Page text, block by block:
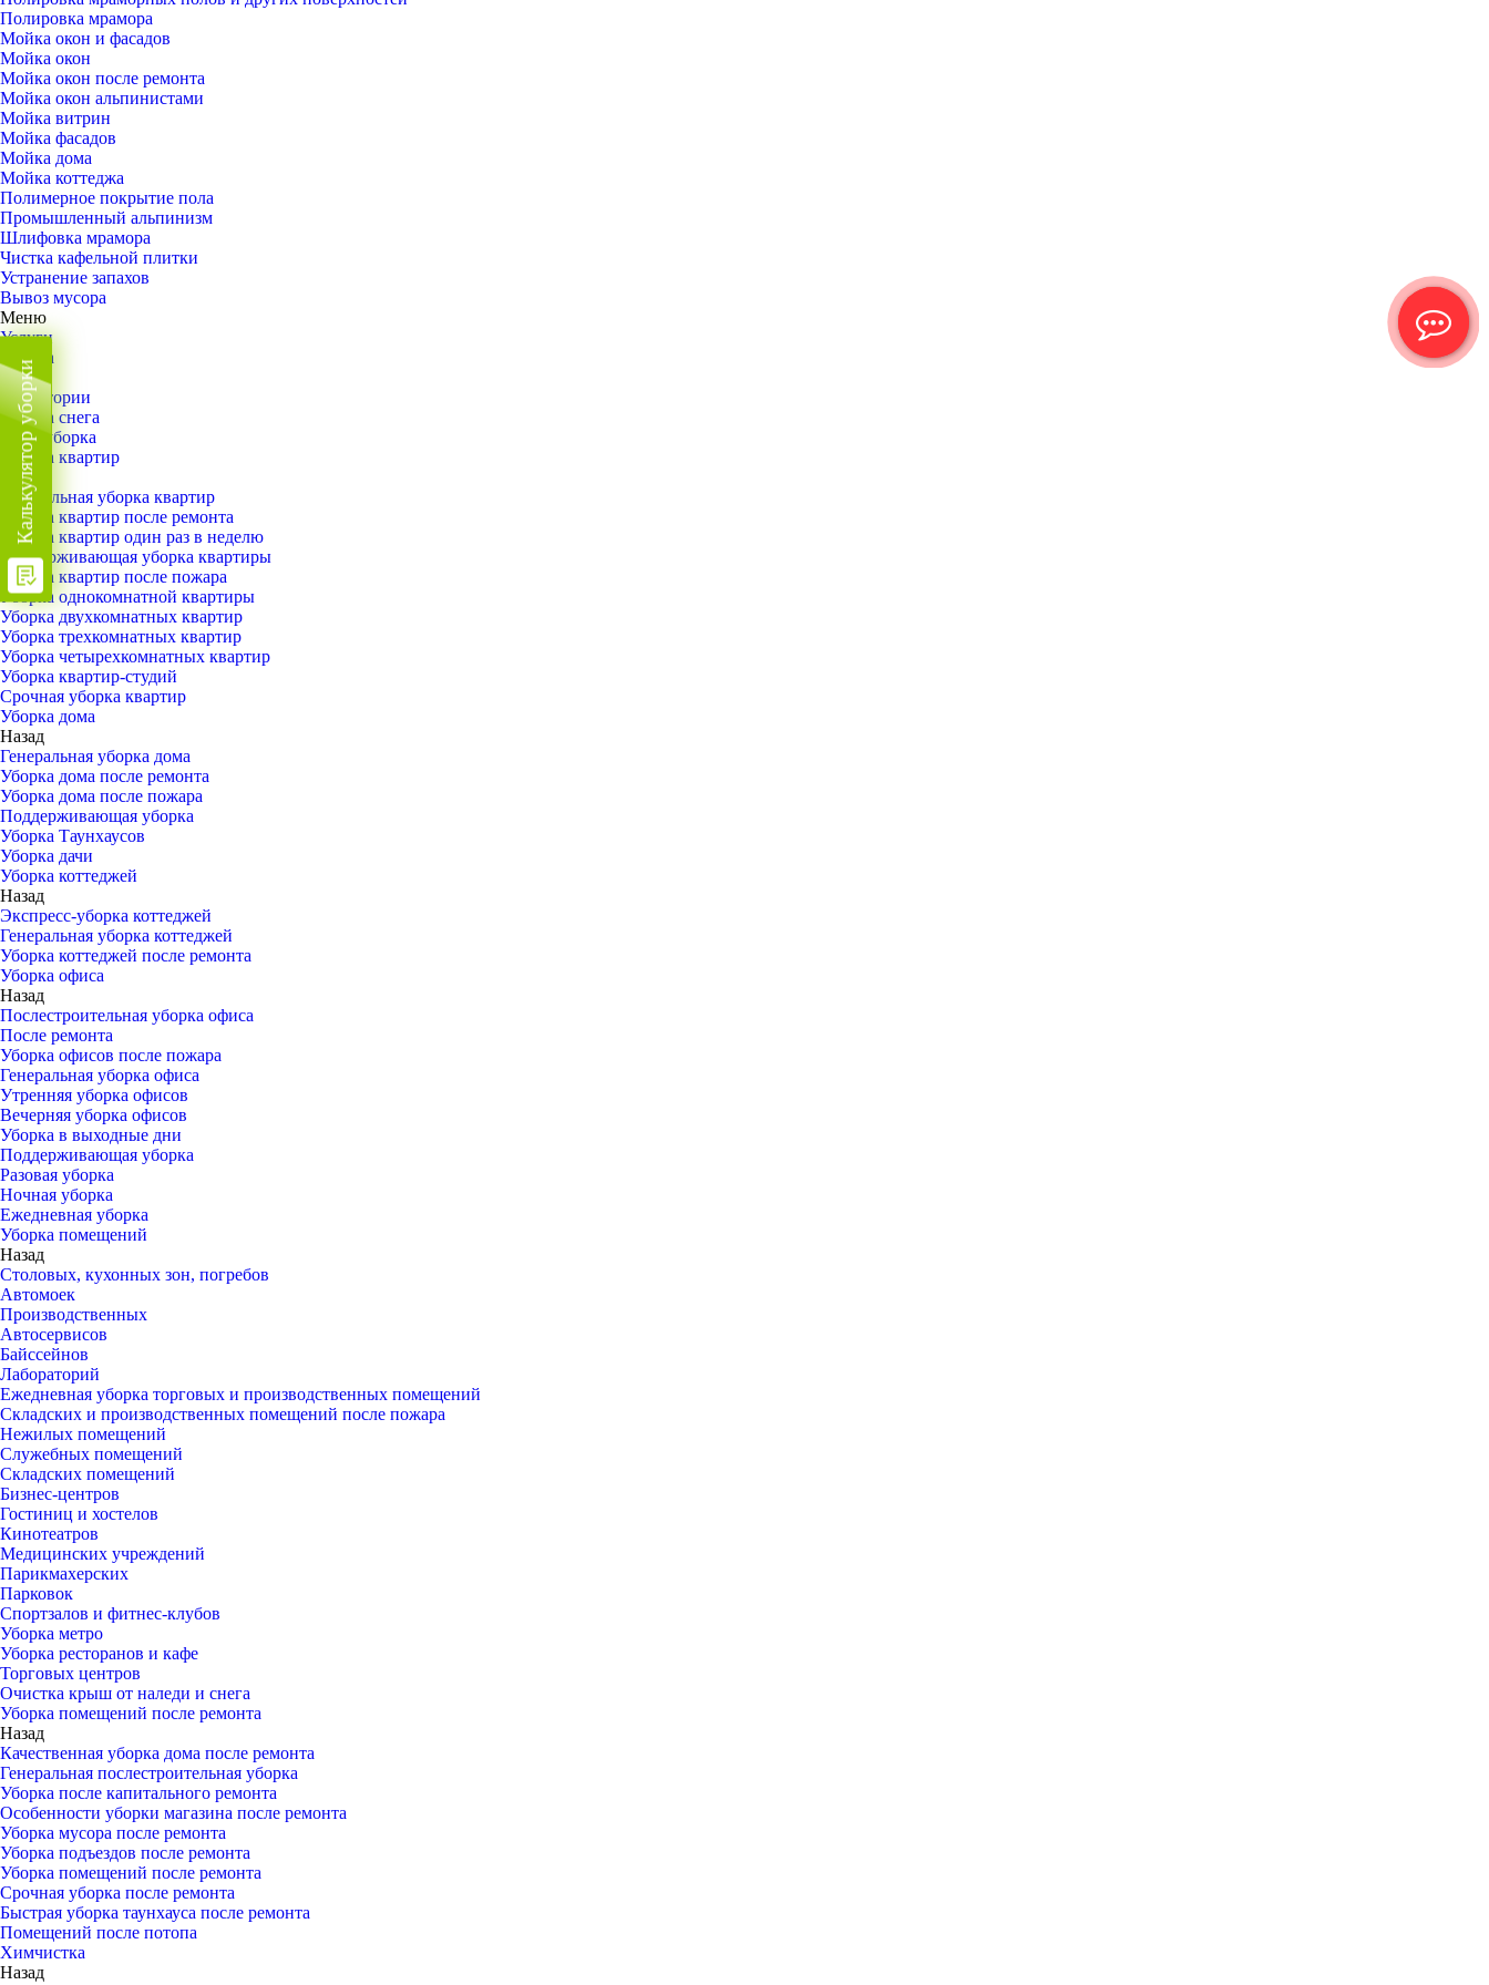
Полировка мрамора
Мойка окон и фасадов
Мойка окон
Мойка окон после ремонта
Мойка окон альпинистами
Мойка витрин
Мойка фасадов
Мойка дома
Мойка коттеджа
Полимерное покрытие пола
Промышленный альпинизм
Шлифовка мрамора
Чистка кафельной плитки
Устранение запахов
Вывоз мусора
Меню
Услуги
Уборка
Назад
Территории
Уборка снега
ВИП-уборка
Уборка квартир
Назад
Генеральная уборка квартир
Уборка квартир после ремонта
Уборка квартир один раз в неделю
Поддерживающая уборка квартиры
Уборка квартир после пожара
Уборка однокомнатной квартиры
Уборка двухкомнатных квартир
Уборка трехкомнатных квартир
Уборка четырехкомнатных квартир
Уборка квартир-студий
Срочная уборка квартир
Уборка дома
Назад
Генеральная уборка дома
Уборка дома после ремонта
Уборка дома после пожара
Поддерживающая уборка
Уборка Таунхаусов
Уборка дачи
Уборка коттеджей
Назад
Экспресс-уборка коттеджей
Генеральная уборка коттеджей
Уборка коттеджей после ремонта
Уборка офиса
Назад
Послестроительная уборка офиса
После ремонта
Уборка офисов после пожара
Генеральная уборка офиса
Утренняя уборка офисов
Вечерняя уборка офисов
Уборка в выходные дни
Поддерживающая уборка
Разовая уборка
Ночная уборка
Ежедневная уборка
Уборка помещений
Назад
Столовых, кухонных зон, погребов
Автомоек
Производственных
Автосервисов
Байссейнов
Лабораторий
Ежедневная уборка торговых и производственных помещений
Складских и производственных помещений после пожара
Нежилых помещений
Служебных помещений
Складских помещений
Бизнес-центров
Гостиниц и хостелов
Кинотеатров
Медицинских учреждений
Парикмахерских
Парковок
Спортзалов и фитнес-клубов
Уборка метро
Уборка ресторанов и кафе
Торговых центров
Очистка крыш от наледи и снега
Уборка помещений после ремонта
Назад
Качественная уборка дома после ремонта
Генеральная послестроительная уборка
Уборка после капитального ремонта
Особенности уборки магазина после ремонта
Уборка мусора после ремонта
Уборка подъездов после ремонта
Уборка помещений после ремонта
Срочная уборка после ремонта
Быстрая уборка таунхауса после ремонта
Помещений после потопа
Химчистка
Назад
Калькулятор уборки